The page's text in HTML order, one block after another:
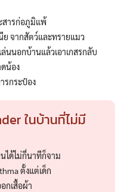
ารก่อภูมิแพ้
ย จากสัตว์และทรายแมว
นนอกบ้านแล้วเอาเกสรกลับ
น้อง
รกระป๋อง
ในบ้านที่ไม่มี
ได้ไม่กี่นาทีก็จาม
ตั้งแต่เด็ก
กเสื้อผ้า